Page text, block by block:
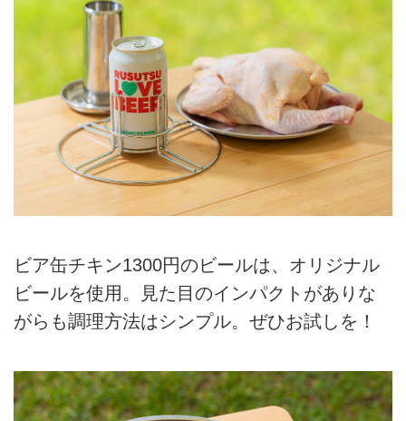
ビア缶チキン1300円のビールは、オリジナル
ビールを使用。見た目のインパクトがありな
がらも調理方法はシンプル。ぜひお試しを！